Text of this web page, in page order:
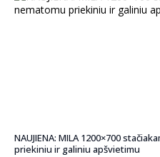
NAUJIENA: MILA 1200×700
priekiniu ir galiniu apšvietimu